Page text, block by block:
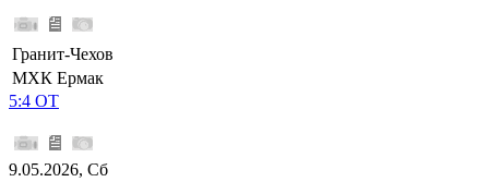
Гранит-Чехов
МХК Ермак
5:4 ОТ
9.05.2026, Сб